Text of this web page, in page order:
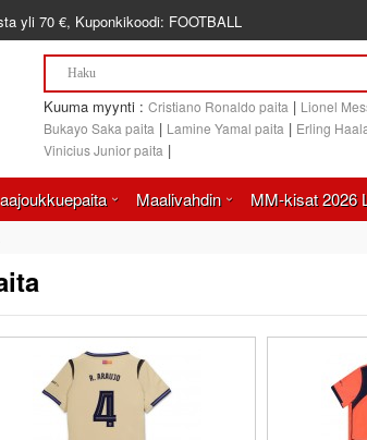
yli 70 €, Kuponkikoodi: FOOTBALL
Kuuma myynti : Cristiano Ronaldo paita | Lionel
Bukayo Saka paita | Lamine Yamal paita | Erling
Vinicius Junior paita |
Maalivahdin MM-kisat 2026